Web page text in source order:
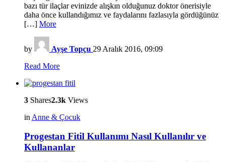
bazı tür ilaçlar evinizde alışkın olduğunuz doktor önerisiyle
daha önce kullandığımız ve faydalarını fazlasıyla gördüğünüz
[…] More
by Ayşe Topçu 29 Aralık 2016, 09:09
Read More
3 Shares2.3k Views
in Anne & Çocuk
Progestan Fitil Kullanımı Nasıl Kullanılır ve
Kullananlar